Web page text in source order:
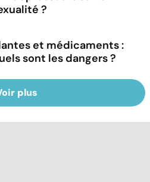
?
et médicaments :
sont les dangers ?
plus